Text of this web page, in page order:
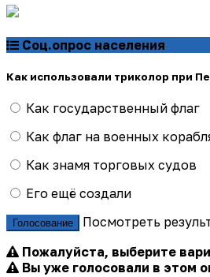
Соц.опрос населения
Как использовали триколор при
Как государственный флаг
Как флаг на военных
Как знамя торговых судов
Его ещё создали
Голосование
Посмотреть
Пожалуйста, выберите
Вы уже голосовали в этом